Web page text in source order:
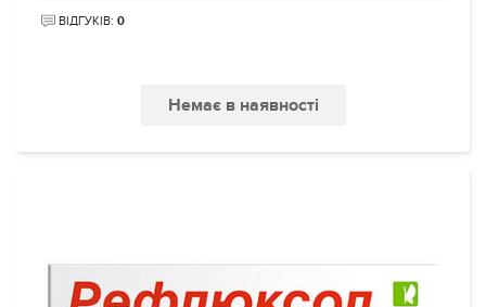
ВІДГУКІВ: 0
Немає в наявності